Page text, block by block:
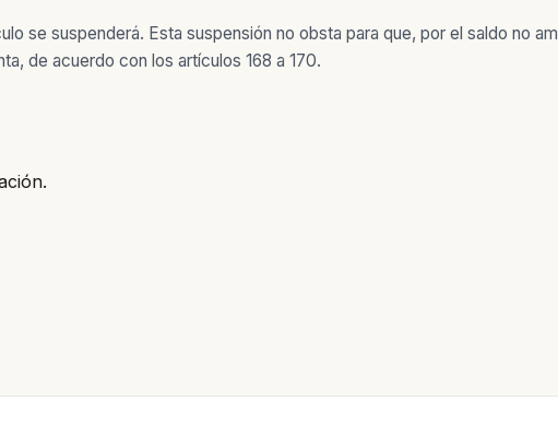
se suspenderá. Esta suspensión no obsta para que, por el saldo no
de acuerdo con los artículos 168 a 170.